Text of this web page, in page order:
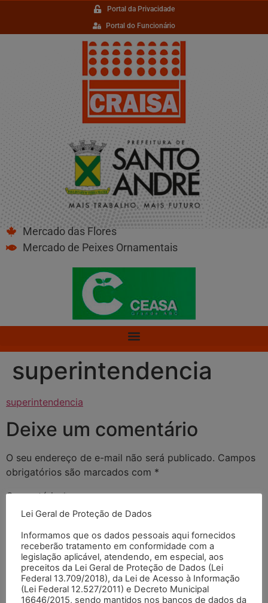
Portal da Privacidade
Portal do Funcionário
Mercado das Flores
Mercado de Peixes Ornamentais
superintendencia
superintendencia
Deixe um comentário
O seu endereço de e-mail não será publicado. Campos
obrigatórios são marcados com *
Comentário*
Lei Geral de Proteção de Dados
Informamos que os dados pessoais aqui fornecidos
receberão tratamento em conformidade com a
legislação aplicável, atendendo, em especial, aos
preceitos da Lei Geral de Proteção de Dados (Lei
Federal 13.709/2018), da Lei de Acesso à Informação
(Lei Federal 12.527/2011) e Decreto Municipal
16646/2015, sendo mantidos nos bancos de dados da